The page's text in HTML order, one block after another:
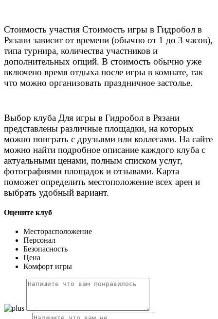
Стоимость участия Стоимость игры в Гидробол в
Рязани зависит от времени (обычно от 1 до 3 часов),
типа турнира, количества участников и
дополнительных опций. В стоимость обычно уже
включено время отдыха после игры в комнате, так
что можно организовать праздничное застолье.
Выбор клуба Для игры в Гидробол в Рязани
представлены различные площадки, на которых
можно поиграть с друзьями или коллегами. На сайте
можно найти подробное описание каждого клуба с
актуальными ценами, полным списком услуг,
фотографиями площадок и отзывами. Карта
поможет определить местоположение всех арен и
выбрать удобный вариант.
Оцените клуб
Месторасположение
Персонал
Безопасность
Цена
Комфорт игры